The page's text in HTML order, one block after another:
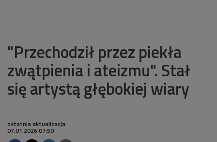
"Przechodził przez piekła
zwątpienia i ateizmu". Stał
się artystą głębokiej wiary
ostatnia aktualizacja:
07.01.2026 07:50